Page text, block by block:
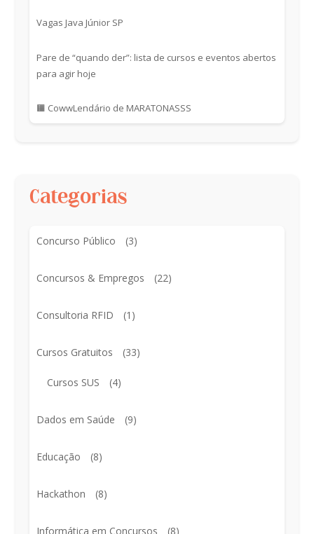
Vagas Java Júnior SP
Pare de “quando der”: lista de cursos e eventos abertos
para agir hoje
🟧 CowwLendário de MARATONASSS
Categorias
Concurso Público (3)
Concursos & Empregos (22)
Consultoria RFID (1)
Cursos Gratuitos (33)
Cursos SUS (4)
Dados em Saúde (9)
Educação (8)
Hackathon (8)
Informática em Concursos (8)